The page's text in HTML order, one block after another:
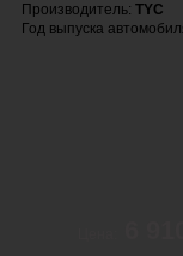
Производитель: TYC
Год выпуска